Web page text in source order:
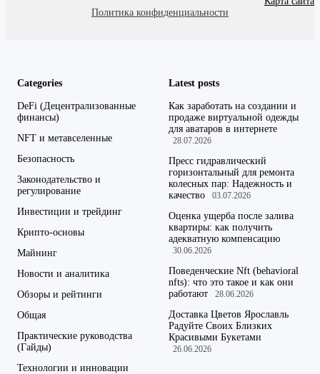
Политика конфиденциальности
Categories
DeFi (Децентрализованные
финансы)
NFT и метавселенные
Безопасность
Законодательство и
регулирование
Инвестиции и трейдинг
Крипто-основы
Майнинг
Новости и аналитика
Обзоры и рейтинги
Общая
Практические руководства
(Гайды)
Технологии и инновации
Latest posts
Как заработать на создании и
продаже виртуальной одежды
для аватаров в интернете
28.07.2026
Пресс гидравлический
горизонтальный для ремонта
колесных пар: Надежность и
качество
03.07.2026
Оценка ущерба после залива
квартиры: как получить
адекватную компенсацию
30.06.2026
Поведенческие Nft (behavioral
nfts): что это такое и как они
работают
28.06.2026
Доставка Цветов Ярославль
Радуйте Своих Близких
Красивыми Букетами
26.06.2026